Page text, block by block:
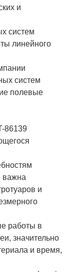
и
систем
линейного
систем
полевые
86139
важна
и
работы в
значительно
и время,